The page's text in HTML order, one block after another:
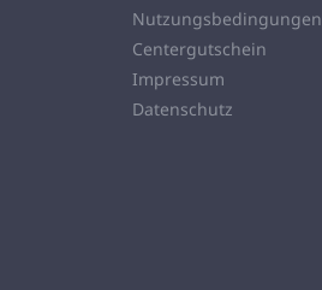
Nutzungsbedingungen
Centergutschein
Impressum
Datenschutz